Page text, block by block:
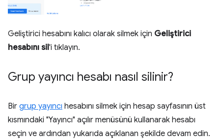
Geliştirici hesabını kalıcı olarak silmek için Geliştirici
hesabını sil'i tıklayın.
Grup yayıncı hesabı nasıl silinir?
Bir grup yayıncı hesabını silmek için hesap sayfasının üst
kısmındaki "Yayıncı" açılır menüsünü kullanarak hesabı
seçin ve ardından yukarıda açıklanan şekilde devam edin.